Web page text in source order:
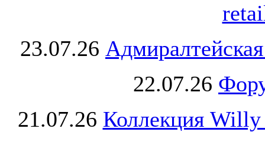
23.07.26
22.07.26
21.07.26 Коллекция Willy